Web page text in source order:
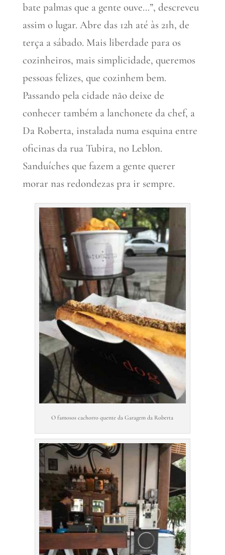
bate palmas que a gente ouve…”, descreveu
assim o lugar. Abre das 12h até às 21h, de
terça a sábado. Mais liberdade para os
cozinheiros, mais simplicidade, queremos
pessoas felizes, que cozinhem bem.
Passando pela cidade não deixe de
conhecer também a lanchonete da chef, a
Da Roberta, instalada numa esquina entre
oficinas da rua Tubira, no Leblon.
Sanduíches que fazem a gente querer
morar nas redondezas pra ir sempre.
O famosos cachorro quente da Garagem da Roberta